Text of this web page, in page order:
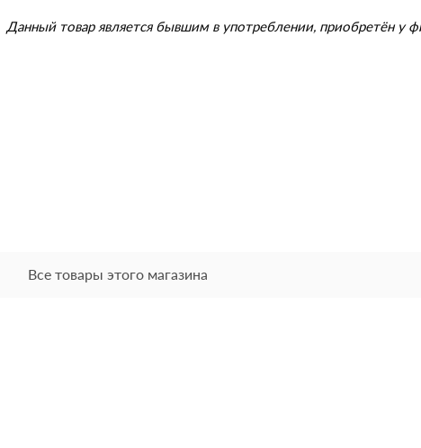
Данный товар является бывшим в употреблении, приобретён у
Все товары этого магазина